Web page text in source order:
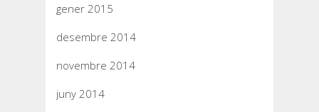
gener 2015
desembre 2014
novembre 2014
juny 2014